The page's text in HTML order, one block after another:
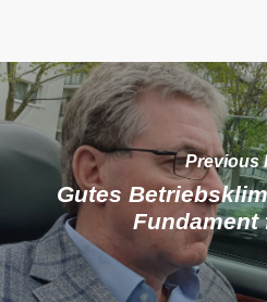
Previous
Gutes
Fundament